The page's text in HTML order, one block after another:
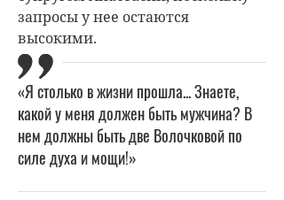
запросы у нее остаются
высокими.
«Я столько в жизни прошла... Знаете,
какой у меня должен быть мужчина? В
нем должны быть две Волочковой по
силе духа и мощи!»